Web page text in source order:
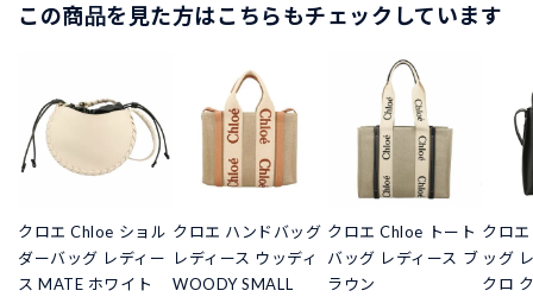
この商品を見た方はこちらもチェックしています
クロエ Chloe ショル
ダーバッグ レディー
ス MATE ホワイト
クロエ ハンドバッグ
レディース ウッディ
WOODY SMALL
クロエ Chloe トート
バッグ レディース ブ
ラウン
クロ
ッグ
クロ